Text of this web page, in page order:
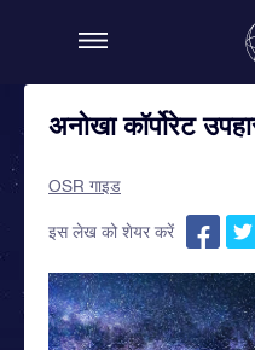
अनोखा कॉर्पोरेट
OSR गाइड
इस लेख को शेयर करें